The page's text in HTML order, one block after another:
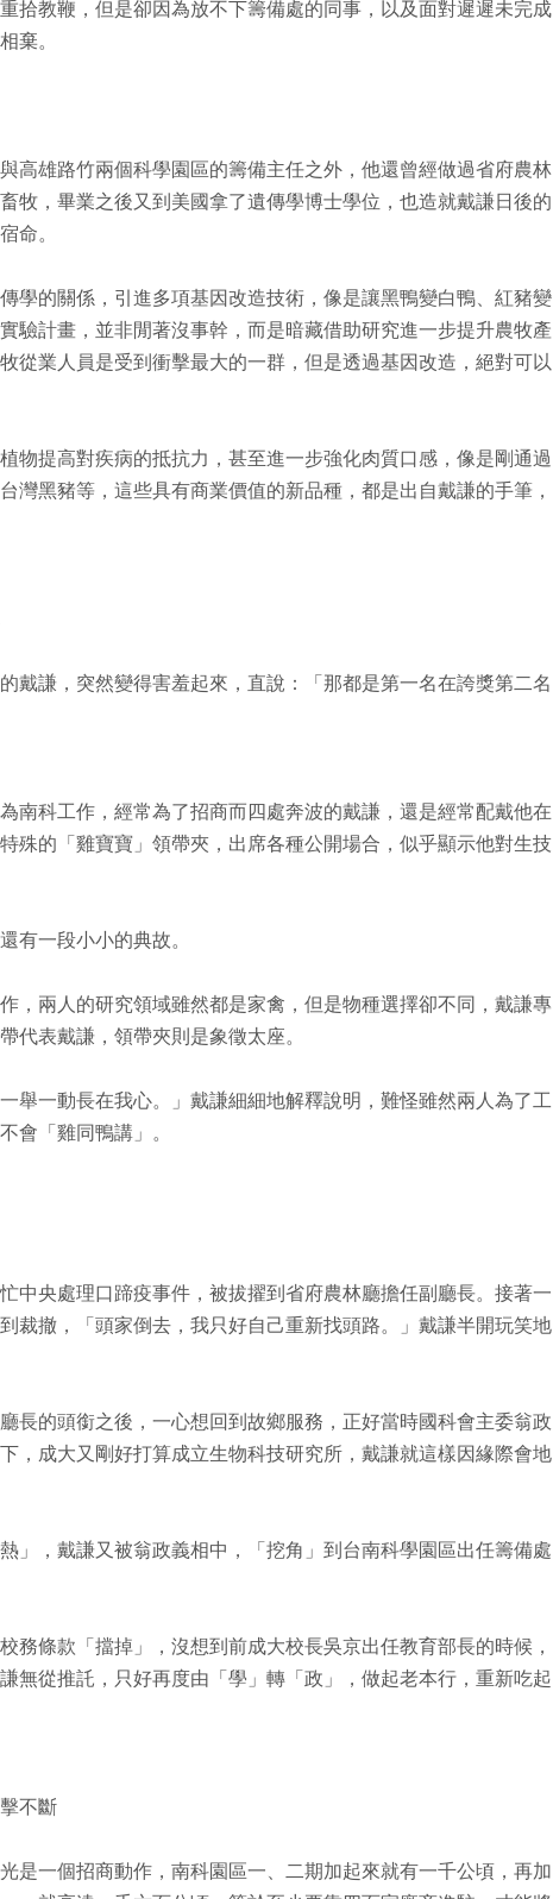
拾教鞭，但是卻因為放不下籌備處的同事，以及面對遲遲未完成
棄。
高雄路竹兩個科學園區的籌備主任之外，他還曾經做過省府農林
牧，畢業之後又到美國拿了遺傳學博士學位，也造就戴謙日後的
命。
學的關係，引進多項基因改造技術，像是讓黑鴨變白鴨、紅豬變
驗計畫，並非閒著沒事幹，而是暗藏借助研究進一步提升農牧產
從業人員是受到衝擊最大的一群，但是透過基因改造，絕對可以
物提高對疾病的抵抗力，甚至進一步強化肉質口感，像是剛通過
灣黑豬等，這些具有商業價值的新品種，都是出自戴謙的手筆，
戴謙，突然變得害羞起來，直說：「那都是第一名在誇獎第二名
南科工作，經常為了招商而四處奔波的戴謙，還是經常配戴他在
殊的「雞寶寶」領帶夾，出席各種公開場合，似乎顯示他對生技
有一段小小的典故。
，兩人的研究領域雖然都是家禽，但是物種選擇卻不同，戴謙專
代表戴謙，領帶夾則是象徵太座。
舉一動長在我心。」戴謙細細地解釋說明，難怪雖然兩人為了工
會「雞同鴨講」。
中央處理口蹄疫事件，被拔擢到省府農林廳擔任副廳長。接著一
裁撤，「頭家倒去，我只好自己重新找頭路。」戴謙半開玩笑地
長的頭銜之後，一心想回到故鄉服務，正好當時國科會主委翁政
，成大又剛好打算成立生物科技研究所，戴謙就這樣因緣際會地
」，戴謙又被翁政義相中，「挖角」到台南科學園區出任籌備處
務條款「擋掉」，沒想到前成大校長吳京出任教育部長的時候，
無從推託，只好再度由「學」轉「政」，做起老本行，重新吃起
不斷
是一個招商動作，南科園區一、二期加起來就有一千公頃，再加